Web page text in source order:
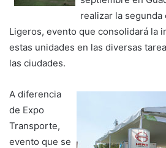
realizar la segunda
Ligeros, evento que consolidará la
estas unidades en las diversas
las ciudades.
A diferencia
de Expo
Transporte,
evento que se